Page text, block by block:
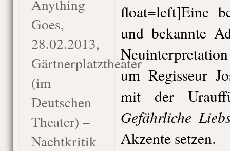
Anything
Goes,
28.02.2013,
Gärtnerplatztheater
(im
Deutschen
Theater) –
Nachtkritik
float=left]Eine
und bekannte
um Regisseur
mit der
Gefährliche
Akzente setzen.